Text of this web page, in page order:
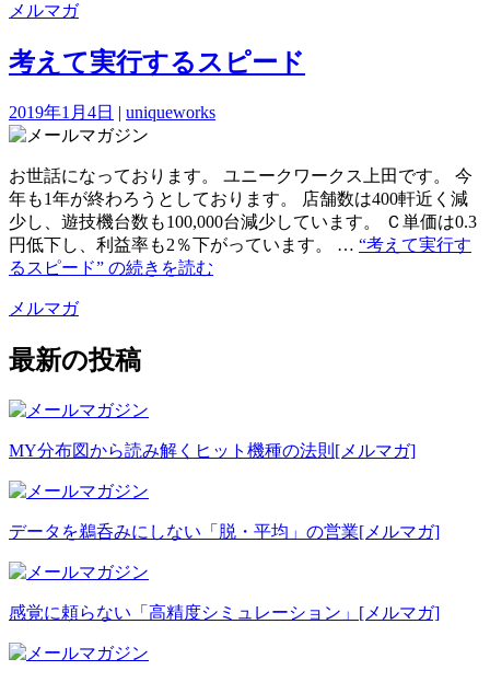
メルマガ
考えて実行するスピード
2019年1月4日 | uniqueworks
お世話になっております。 ユニークワークス上田です。 今
年も1年が終わろうとしております。 店舗数は400軒近く減
少し、遊技機台数も100,000台減少しています。 Ｃ単価は0.3
円低下し、利益率も2％下がっています。 … “考えて実行す
るスピード” の続きを読む
メルマガ
最新の投稿
MY分布図から読み解くヒット機種の法則 [メルマガ]
データを鵜呑みにしない「脱・平均」の営業[メルマガ]
感覚に頼らない「高精度シミュレーション」 [メルマガ]